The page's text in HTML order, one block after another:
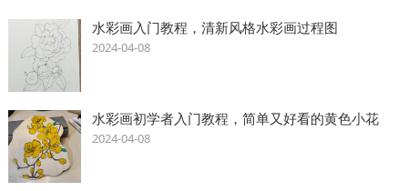
水彩画入门教程，清新风格水彩画过程图
2024-04-08
水彩画初学者入门教程，简单又好看的黄色小花
2024-04-08